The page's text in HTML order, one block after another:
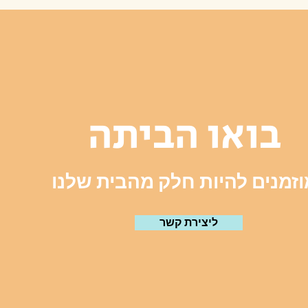
בואו הביתה
להיות חלק מהבית שלנו
ליצירת קשר